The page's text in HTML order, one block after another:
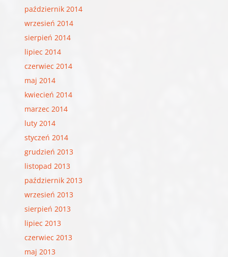
październik 2014
wrzesień 2014
sierpień 2014
lipiec 2014
czerwiec 2014
maj 2014
kwiecień 2014
marzec 2014
luty 2014
styczeń 2014
grudzień 2013
listopad 2013
październik 2013
wrzesień 2013
sierpień 2013
lipiec 2013
czerwiec 2013
maj 2013